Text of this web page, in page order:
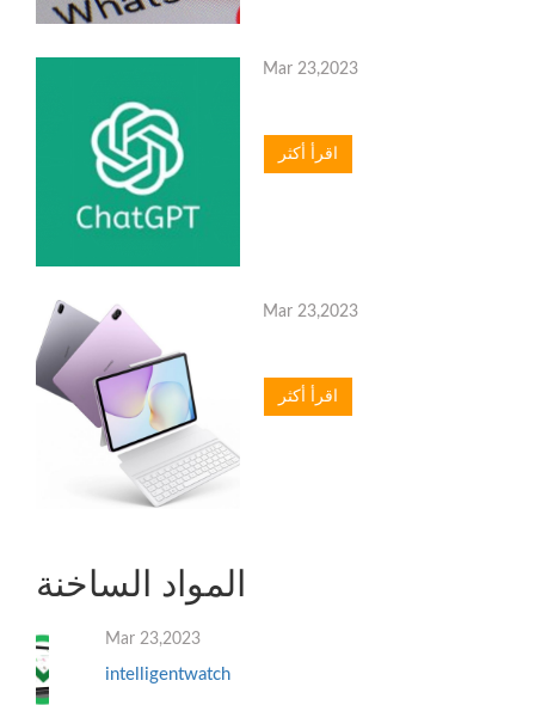
Mar 23,2023
اقرأ أكثر
Mar 23,2023
اقرأ أكثر
المواد الساخنة
Mar 23,2023
intelligentwatch